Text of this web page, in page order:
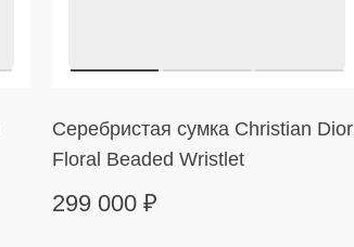
Серебристая сумка Christian Dior
Floral Beaded Wristlet
299 000 ₽